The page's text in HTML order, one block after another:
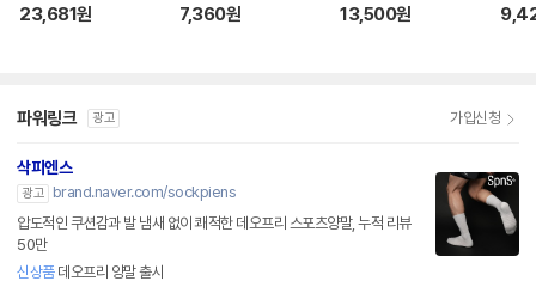
WH
23,681원
43
7,360원
MSO81_BLCK
13,500원
파워링크 광고 가입신청
삭피엔스
광고
brand.naver.com/sockpiens
압도적인 쿠션감과 발 냄새 없이 쾌적한 데오프리 스포츠양말, 누적 리뷰
50만
신상품데오프리 양말 출시